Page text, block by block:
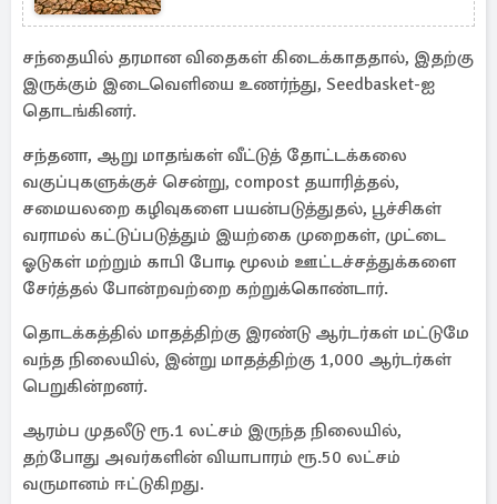
சந்தையில் தரமான விதைகள் கிடைக்காததால், இதற்கு
இருக்கும் இடைவெளியை உணர்ந்து, Seedbasket-ஐ
தொடங்கினர்.
சந்தனா, ஆறு மாதங்கள் வீட்டுத் தோட்டக்கலை
வகுப்புகளுக்குச் சென்று, compost தயாரித்தல்,
சமையலறை கழிவுகளை பயன்படுத்துதல், பூச்சிகள்
வராமல் கட்டுப்படுத்தும் இயற்கை முறைகள், முட்டை
ஓடுகள் மற்றும் காபி போடி மூலம் ஊட்டச்சத்துக்களை
சேர்த்தல் போன்றவற்றை கற்றுக்கொண்டார்.
தொடக்கத்தில் மாதத்திற்கு இரண்டு ஆர்டர்கள் மட்டுமே
வந்த நிலையில், இன்று மாதத்திற்கு 1,000 ஆர்டர்கள்
பெறுகின்றனர்.
ஆரம்ப முதலீடு ரூ.1 லட்சம் இருந்த நிலையில்,
தற்போது அவர்களின் வியாபாரம் ரூ.50 லட்சம்
வருமானம் ஈட்டுகிறது.